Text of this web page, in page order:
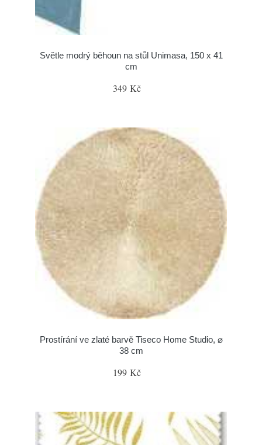
Světle modrý běhoun na stůl Unimasa, 150 x 41
cm
349 Kč
Prostírání ve zlaté barvě Tiseco Home Studio, ⌀
38 cm
199 Kč